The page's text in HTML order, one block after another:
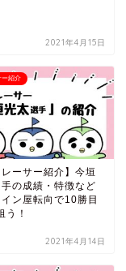
2021年4月15日
ー紹介
レーサー紹介】今垣
の成績・特徴など
ン屋転向で10勝目
う！
2021年4月14日